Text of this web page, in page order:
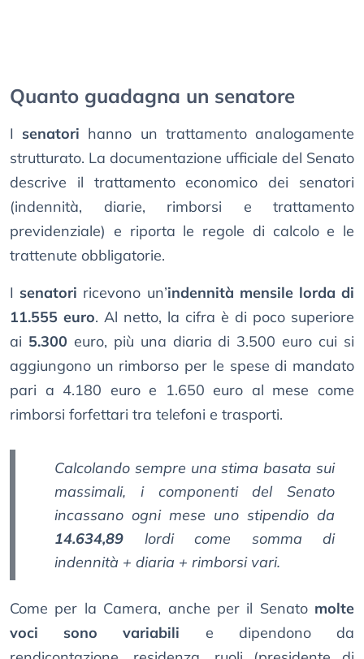
Quanto guadagna un senatore
I senatori hanno un trattamento analogamente
strutturato. La documentazione ufficiale del Senato
descrive il trattamento economico dei senatori
(indennità, diarie, rimborsi e trattamento
previdenziale) e riporta le regole di calcolo e le
trattenute obbligatorie.
I senatori ricevono un’indennità mensile lorda di
11.555 euro. Al netto, la cifra è di poco superiore
ai 5.300 euro, più una diaria di 3.500 euro cui si
aggiungono un rimborso per le spese di mandato
pari a 4.180 euro e 1.650 euro al mese come
rimborsi forfettari tra telefoni e trasporti.
Calcolando sempre una stima basata sui
massimali, i componenti del Senato
incassano ogni mese uno stipendio da
14.634,89 lordi come somma di
indennità + diaria + rimborsi vari.
Come per la Camera, anche per il Senato molte
voci sono variabili e dipendono da